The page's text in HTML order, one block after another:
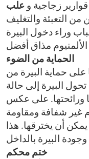
قوارير زجاجية و علب
من التعبئة والتغليف
وراء دخول البيرة
الحماية من الضوء
على حماية البيرة من
البيرة إلى حالة
ورائحتها. على عكس
غير شفافة ومقاومة
أن يخترقها. هذا
ختم محكم